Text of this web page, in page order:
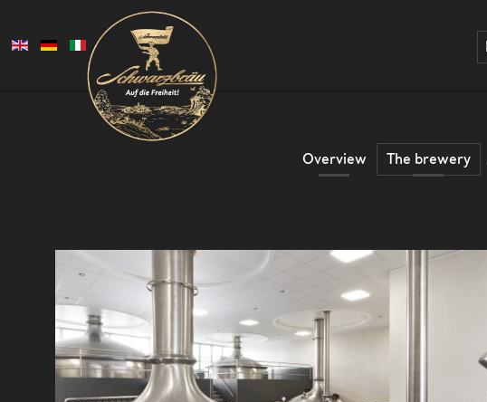
Overview The brewery